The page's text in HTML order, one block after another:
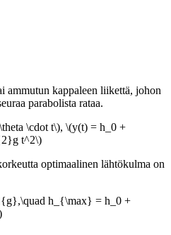
ammutun kappaleen liikettä, johon
parabolista rataa.
\cdot t\), \(y(t) = h_0 +
t^2\)
optimaalinen lähtökulma on
h_{\max} = h_0 +